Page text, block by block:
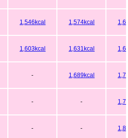
1,546kcal 1,574kcal
1,603kcal 1,631kcal
- 1,689kcal
- -
- -